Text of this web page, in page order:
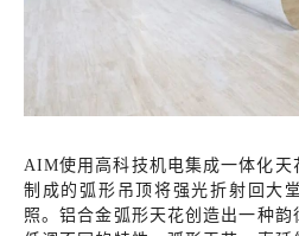
AIM使用高科技机电集成一体化天
制成的弧形吊顶将强光折射回大
照。铝合金弧形天花创造出一种